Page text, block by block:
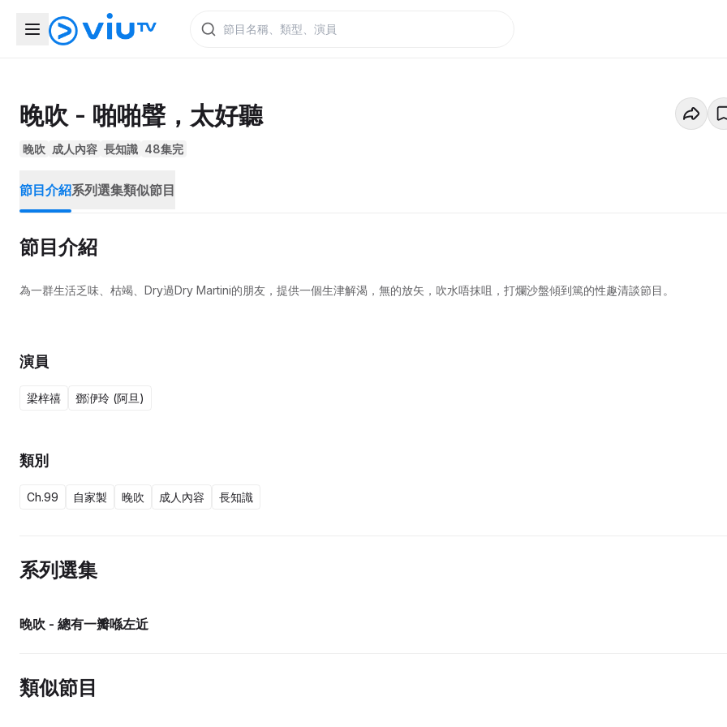
晚吹 - 啪啪聲，太好聽
晚吹 成人內容 長知識 48集完
節目介紹系列選集類似節目
節目介紹
為一群生活乏味、枯竭、Dry過Dry Martini的朋友，提供一個生津解渴，無的放矢，吹水唔抹咀，打爛沙盤傾到篤的性趣清談節目。
演員
梁梓禧 鄧洢玲 (阿旦)
類別
Ch.99 自家製 晚吹 成人內容 長知識
系列選集
晚吹 - 總有一瓣喺左近
類似節目